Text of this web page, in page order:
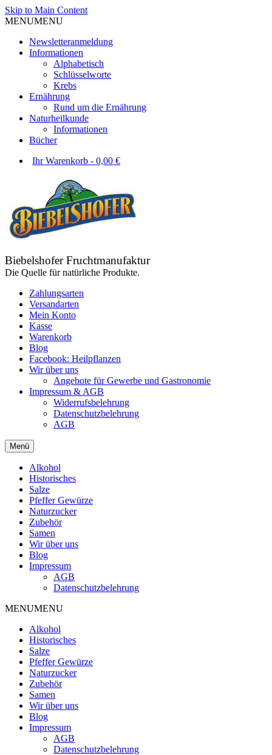
Skip to Main Content
MENUMENU
Newsletteranmeldung
Informationen
Alphabetisch
Schlüsselworte
Krebs
Ernährung
Rund um die Ernährung
Naturheilkunde
Informationen
Bücher
Ihr Warenkorb - 0,00 €
Biebelshofer Fruchtmanufaktur
Die Quelle für natürliche Produkte.
Zahlungsarten
Versandarten
Mein Konto
Kasse
Warenkorb
Blog
Facebook: Heilpflanzen
Wir über uns
Angebote für Gewerbe und Gastronomie
Impressum & AGB
Widerrufsbelehrung
Datenschutzbelehrung
AGB
Menü
Alkohol
Historisches
Salze
Pfeffer Gewürze
Naturzucker
Zubehör
Samen
Wir über uns
Blog
Impressum
AGB
Datenschutzbelehrung
MENUMENU
Alkohol
Historisches
Salze
Pfeffer Gewürze
Naturzucker
Zubehör
Samen
Wir über uns
Blog
Impressum
AGB
Datenschutzbelehrung